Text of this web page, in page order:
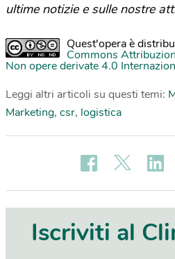
ultime notizie e sulle nostre
Quest'opera è
Commons
Non opere derivate 4.0
Leggi altri articoli su questi temi:
Marketing, csr, logistica
Iscriviti al